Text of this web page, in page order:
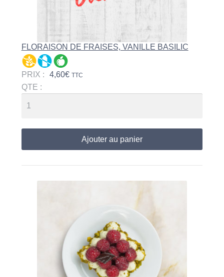
FLORAISON DE FRAISES, VANILLE BASILIC
PRIX : 4,60€ TTC
QTE :
Ajouter au panier